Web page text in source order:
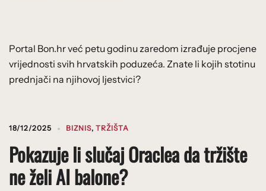
Portal Bon.hr već petu godinu zaredom izrađuje procjene
vrijednosti svih hrvatskih poduzeća. Znate li kojih stotinu
prednjači na njihovoj ljestvici?
18/12/2025 BIZNIS, TRŽIŠTA
Pokazuje li slučaj Oraclea da tržište
ne želi AI balone?